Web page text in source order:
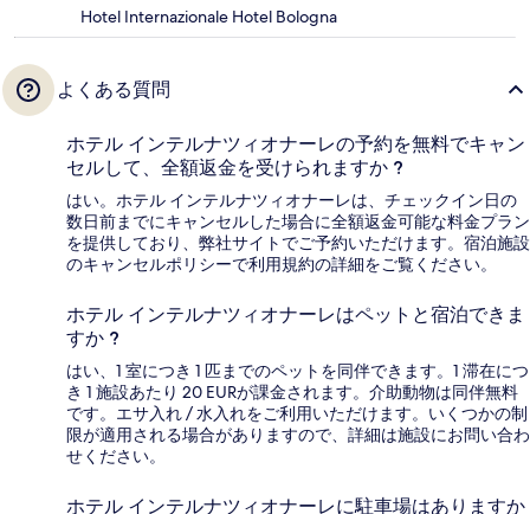
Hotel Internazionale Hotel Bologna
よくある質問
ホテル インテルナツィオナーレの予約を無料でキャン
セルして、全額返金を受けられますか ?
はい。ホテル インテルナツィオナーレは、チェックイン日の
数日前までにキャンセルした場合に全額返金可能な料金プラン
を提供しており、弊社サイトでご予約いただけます。宿泊施設
のキャンセルポリシーで利用規約の詳細をご覧ください。
ホテル インテルナツィオナーレはペットと宿泊できま
すか ?
はい、1 室につき 1 匹までのペットを同伴できます。1 滞在につ
き 1 施設あたり 20 EURが課金されます。介助動物は同伴無料
です。エサ入れ / 水入れをご利用いただけます。いくつかの制
限が適用される場合がありますので、詳細は施設にお問い合わ
せください。
ホテル インテルナツィオナーレに駐車場はありますか